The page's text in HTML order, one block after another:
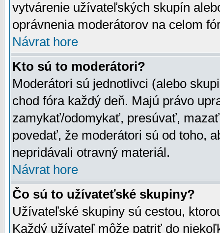
vytvárenie užívateľských skupín
oprávnenia moderátorov na celom
Návrat hore
Kto sú to moderátori?
Moderátori sú jednotlivci (alebo
chod fóra každý deň. Majú právo
zamykať/odomykať, presúvať,
povedať, že moderátori sú od toho,
nepridávali otravný materiál.
Návrat hore
Čo sú to užívateťské skupiny?
Užívateľské skupiny sú cestou,
Každý užívateľ môže patriť do